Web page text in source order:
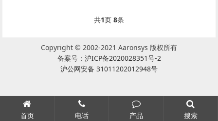
共1页 8条
Copyright © 2002-2021 Aaronsys 版权所有
备案号： 沪ICP备2020028351号-2
沪公网安备 31011202012948号
首页 电话 产品 搜索